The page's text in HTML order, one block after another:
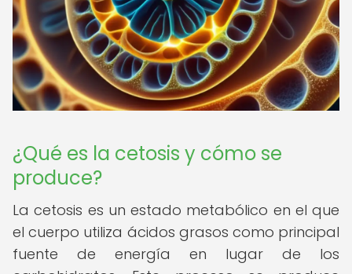
¿Qué es la cetosis y cómo se
produce?
La cetosis es un estado metabólico en el que
el cuerpo utiliza ácidos grasos como principal
fuente de energía en lugar de los